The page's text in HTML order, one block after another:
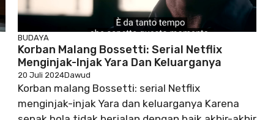
BUDAYA
Korban Malang Bossetti: Serial Netflix
Menginjak-Injak Yara Dan Keluarganya
20 Juli 2024Dawud
Korban malang Bossetti: serial Netflix
menginjak-injak Yara dan keluarganya Karena